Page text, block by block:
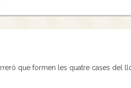
que formen les quatre cases del